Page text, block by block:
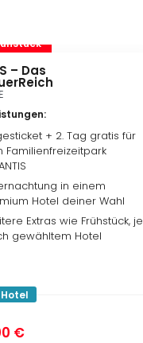
– Das
:
+ 2. Tag gratis für
Familienfreizeitpark
in einem
Hotel deiner Wahl
Extras wie Frühstück, je
gewähltem Hotel
€